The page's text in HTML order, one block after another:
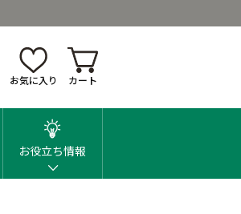
お気に入り カート
お役立ち情報